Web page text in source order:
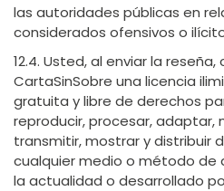
las autoridades públicas en
considerados ofensivos o
12.4. Usted, al enviar la
CartaSinSobre una licencia
gratuita y libre de derechos
reproducir, procesar, adaptar,
transmitir, mostrar y distribuir
cualquier medio o método de
la actualidad o desarrollado